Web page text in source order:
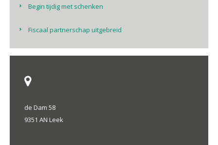
Begin tijdig met schenken
Fiscaal partnerschap uitgebreid
de Dam 58
9351 AN Leek